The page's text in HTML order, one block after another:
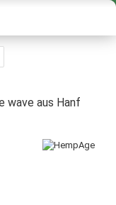
wave aus Hanf